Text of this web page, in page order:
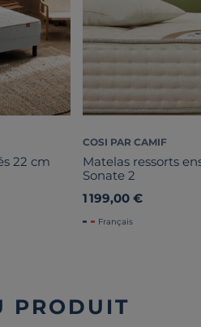
22 cm
COSI PAR CAMIF
Matelas ressorts
Sonate 2
1 199,00 €
Français
PRODUIT